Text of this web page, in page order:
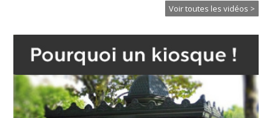
Voir toutes les vidéos >